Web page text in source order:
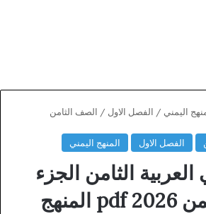
اليمني / الفصل الاول / الصف الثامن
الفصل الاول المنهج اليمني
الثامن الجزء
الثاني اليمن 2026 pdf المنهج